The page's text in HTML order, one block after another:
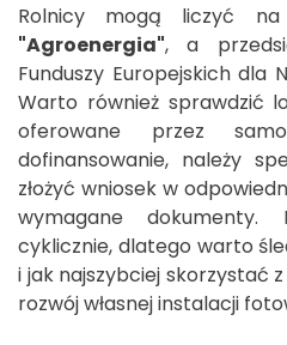
Rolnicy mogą liczyć
"Agroenergia", a
Funduszy Europejskich dla
Warto również sprawdzić
oferowane przez
dofinansowanie, należy
złożyć wniosek w
wymagane
cyklicznie, dlatego warto
i jak najszybciej skorzystać
rozwój własnej instalacji